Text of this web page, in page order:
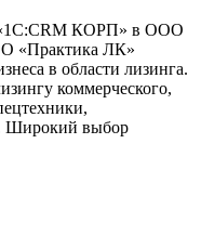
«1С:CRM КОРП» в ООО
«Практика ЛК»
в области лизинга.
коммерческого,
Широкий выбор